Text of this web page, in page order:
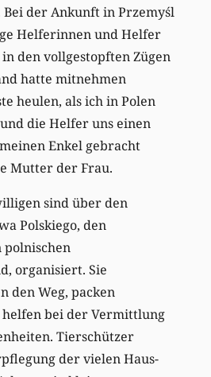
der Ankunft in Przemyśl
Helferinnen und Helfer
den vollgestopften Zügen
hatte mitnehmen
heulen, als ich in Polen
die Helfer uns einen
Enkel gebracht
Mutter der Frau.
sind über den
Polskiego, den
organisiert. Sie
den Weg, packen
helfen bei der Vermittlung
Tierschützer
der vielen Haus­